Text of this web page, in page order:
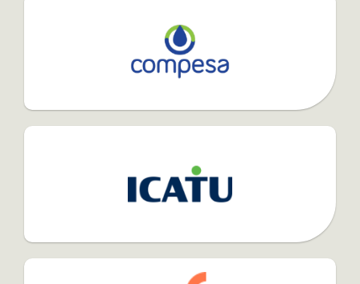
Favoritos
Telefone: (81) 3721 9974
WhatsApp: (81) 99981 9974